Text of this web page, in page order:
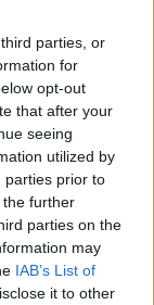
parties, or
for
opt-out
that after your
seeing
utilized by
parties prior to
further
parties on the
may
IAB’s List of
it to other
tratti perturbato
prorogato
temporali e rischio
e temporali
diffusi nel
attenuazione a